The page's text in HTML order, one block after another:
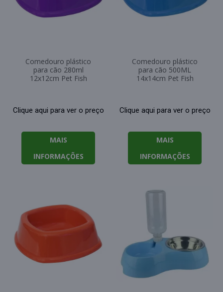
Comedouro plástico
para cão 280ml
12x12cm Pet Fish
Clique aqui para ver o preço
MAIS
INFORMAÇÕES
Comedouro plástico
para cão 500ML
14x14cm Pet Fish
Clique aqui para ver o preço
MAIS
INFORMAÇÕES